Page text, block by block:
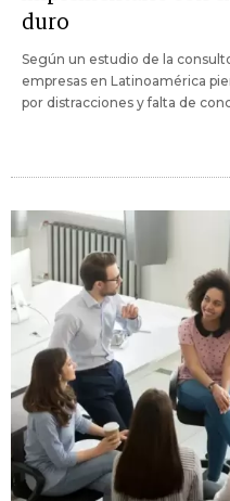
duro
Según un estudio de la
empresas en Latinoamérica
por distracciones y falta de